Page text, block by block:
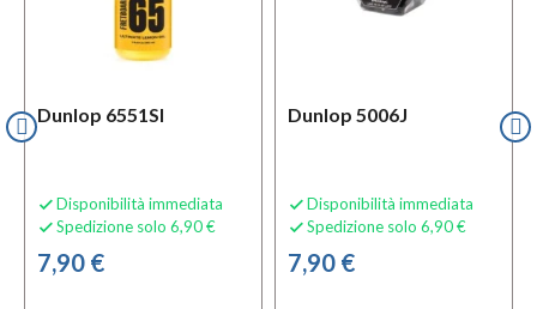
Dunlop 6551SI
 Disponibilità immediata
 Spedizione solo 6,90 €
7,90 €
Dunlop 5006J
 Disponibilità immediata
 Spedizione solo 6,90 €
7,90 €